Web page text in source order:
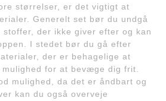
størrelser, er det vigtigt at
Generelt set bør du undgå
stoffer, der ikke giver efter og kan
I stedet bør du gå efter
der er behagelige at
for at bevæge dig frit.
mulighed, da det er åndbart og
kan du også overveje